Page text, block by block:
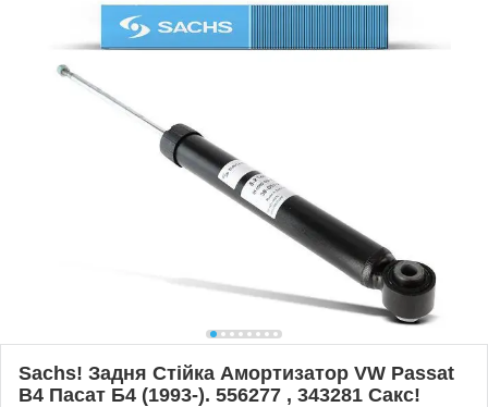
Sachs! Задня Стійка Амортизатор VW Passat
B4 Пасат Б4 (1993-). 556277 , 343281 Сакс!